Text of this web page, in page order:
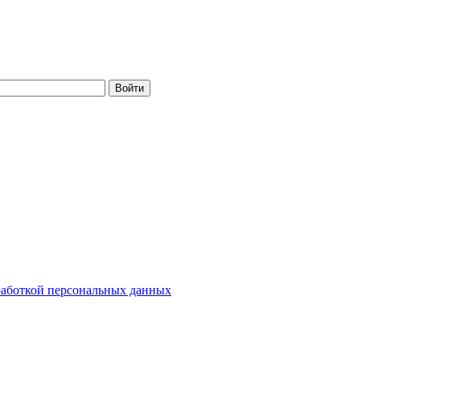
Войти
персональных данных